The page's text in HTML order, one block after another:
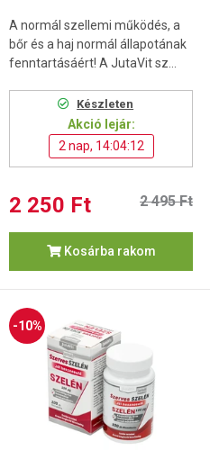
A normál szellemi működés, a
bőr és a haj normál állapotának
fenntartásáért! A JutaVit sz...
Készleten
Akció lejár:
2 nap, 14:04:11
2 250 Ft 2 495 Ft
Kosárba rakom
-10%